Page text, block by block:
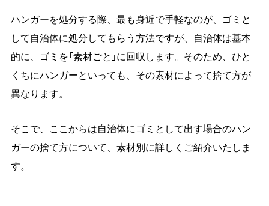
ハンガーを処分する際、最も身近で手軽なのが、ゴミと
して自治体に処分してもらう方法ですが、自治体は基本
的に、ゴミを「素材ごと」に回収します。そのため、ひと
くちにハンガーといっても、その素材によって捨て方が
異なります。
そこで、ここからは自治体にゴミとして出す場合のハン
ガーの捨て方について、素材別に詳しくご紹介いたしま
す。